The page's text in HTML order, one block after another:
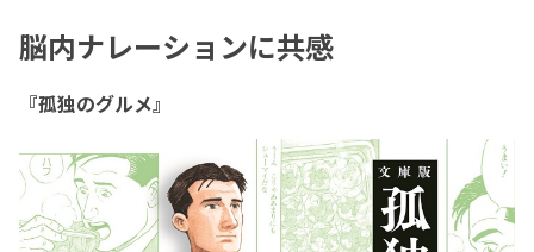
脳内ナレーションに共感
『孤独のグルメ』